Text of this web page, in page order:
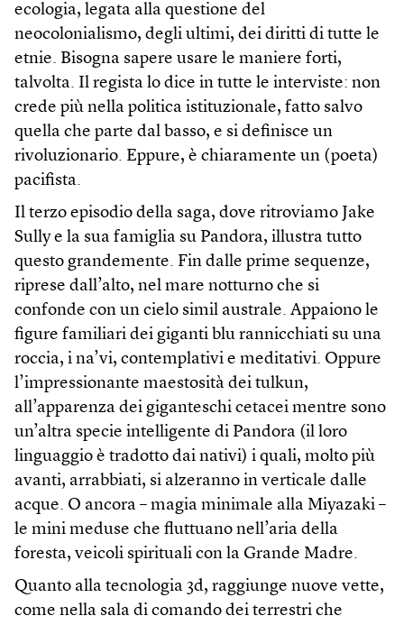
ecologia, legata alla questione del
neocolonialismo, degli ultimi, dei diritti di tutte le
etnie. Bisogna sapere usare le maniere forti,
talvolta. Il regista lo dice in tutte le interviste: non
crede più nella politica istituzionale, fatto salvo
quella che parte dal basso, e si definisce un
rivoluzionario. Eppure, è chiaramente un (poeta)
pacifista.
Il terzo episodio della saga, dove ritroviamo Jake
Sully e la sua famiglia su Pandora, illustra tutto
questo grandemente. Fin dalle prime sequenze,
riprese dall’alto, nel mare notturno che si
confonde con un cielo simil australe. Appaiono le
figure familiari dei giganti blu rannicchiati su una
roccia, i na’vi, contemplativi e meditativi. Oppure
l’impressionante maestosità dei tulkun,
all’apparenza dei giganteschi cetacei mentre sono
un’altra specie intelligente di Pandora (il loro
linguaggio è tradotto dai nativi) i quali, molto più
avanti, arrabbiati, si alzeranno in verticale dalle
acque. O ancora – magia minimale alla Miyazaki –
le mini meduse che fluttuano nell’aria della
foresta, veicoli spirituali con la Grande Madre.
Quanto alla tecnologia 3d, raggiunge nuove vette,
come nella sala di comando dei terrestri che